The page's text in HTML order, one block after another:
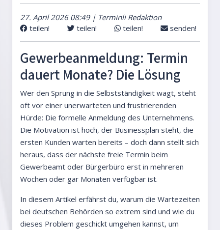
27. April 2026 08:49 | Terminli Redaktion
teilen!
teilen! teilen! senden!
Gewerbeanmeldung: Termin
dauert Monate? Die Lösung
Wer den Sprung in die Selbstständigkeit wagt, steht
oft vor einer unerwarteten und frustrierenden
Hürde: Die formelle Anmeldung des Unternehmens.
Die Motivation ist hoch, der Businessplan steht, die
ersten Kunden warten bereits – doch dann stellt sich
heraus, dass der nächste freie Termin beim
Gewerbeamt oder Bürgerbüro erst in mehreren
Wochen oder gar Monaten verfügbar ist.
In diesem Artikel erfährst du, warum die Wartezeiten
bei deutschen Behörden so extrem sind und wie du
dieses Problem geschickt umgehen kannst, um